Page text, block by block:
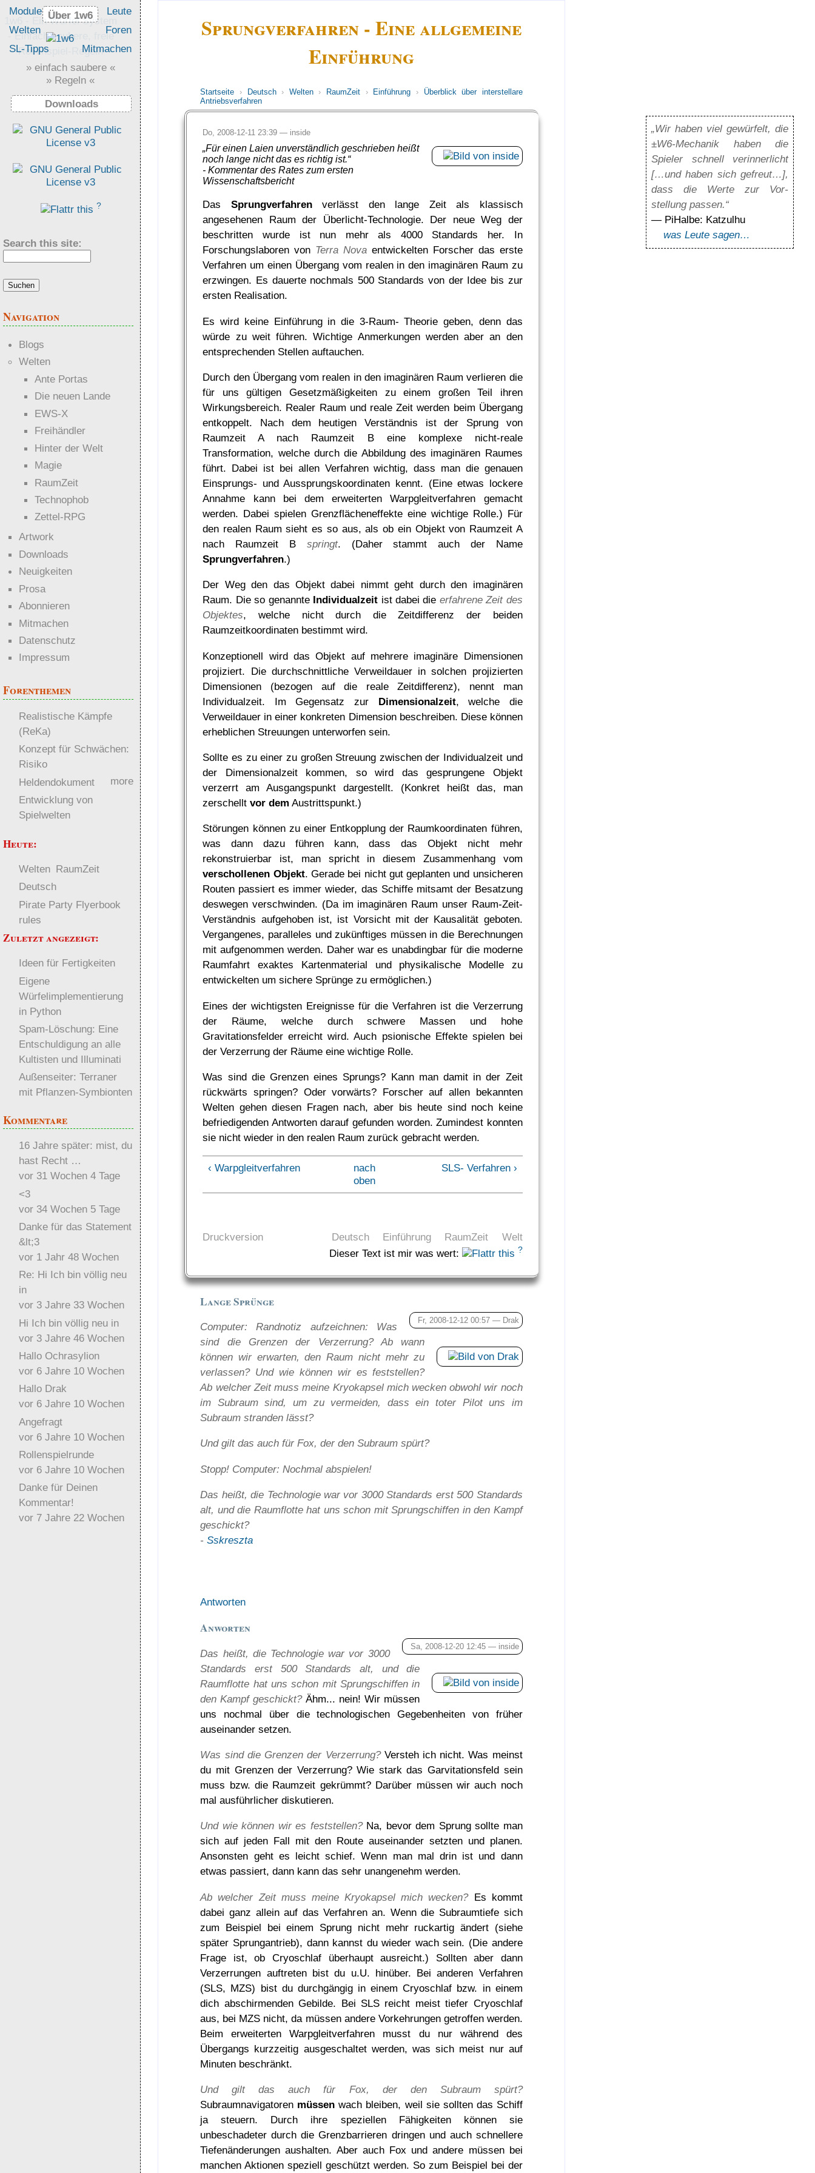
1w6 - Ein Würfel System
- Einfach saubere, freie
Rollenspiel-Regeln
Sprungverfahren - Eine allgemeine
Einführung
Startseite › Deutsch› Welten› RaumZeit › Einführung › Überblick über interstellare
Antriebsverfahren
Do, 2008-12-11 23:39 — inside
„Für einen Laien unverständlich geschrieben heißt
noch lange nicht das es richtig ist.“
- Kommentar des Rates zum ersten
Wissenschaftsbericht
Das Sprungverfahrenverlässt den lange Zeit als klassisch
angesehenen Raum der Überlicht-Technologie. Der neue Weg der
beschritten wurde ist nun mehr als 4000 Standards her. In
Forschungslaboren von Terra Nova entwickelten Forscher das erste
Verfahren um einen Übergang vom realen in den imaginären Raum zu
erzwingen. Es dauerte nochmals 500 Standards von der Idee bis zur
ersten Realisation.
Es wird keine Einführung in die 3-Raum- Theorie geben, denn das
würde zu weit führen. Wichtige Anmerkungen werden aber an den
entsprechenden Stellen auftauchen.
Durch den Übergang vom realen in den imaginären Raum verlieren die
für uns gültigen Gesetzmäßigkeiten zu einem großen Teil ihren
Wirkungsbereich. Realer Raum und reale Zeit werden beim Übergang
entkoppelt. Nach dem heutigen Verständnis ist der Sprung von
Raumzeit A nach Raumzeit B eine komplexe nicht-reale
Transformation, welche durch die Abbildung des imaginären Raumes
führt. Dabei ist bei allen Verfahren wichtig, dass man die genauen
Einsprungs- und Aussprungskoordinaten kennt. (Eine etwas lockere
Annahme kann bei dem erweiterten Warpgleitverfahren gemacht
werden. Dabei spielen Grenzflächeneffekte eine wichtige Rolle.) Für
den realen Raum sieht es so aus, als ob ein Objekt von Raumzeit A
nach Raumzeit B springt. (Daher stammt auch der Name
Sprungverfahren.)
Der Weg den das Objekt dabei nimmt geht durch den imaginären
Raum. Die so genannte Individualzeit ist dabei die erfahrene Zeit des
Objektes, welche nicht durch die Zeitdifferenz der beiden
Raumzeitkoordinaten bestimmt wird.
Konzeptionell wird das Objekt auf mehrere imaginäre Dimensionen
projiziert. Die durchschnittliche Verweildauer in solchen projizierten
Dimensionen (bezogen auf die reale Zeitdifferenz), nennt man
Individualzeit. Im Gegensatz zur Dimensionalzeit, welche die
Verweildauer in einer konkreten Dimension beschreiben. Diese können
erheblichen Streuungen unterworfen sein.
Sollte es zu einer zu großen Streuung zwischen der Individualzeit und
der Dimensionalzeit kommen, so wird das gesprungene Objekt
verzerrt am Ausgangspunkt dargestellt. (Konkret heißt das, man
zerschelltvor dem Austrittspunkt.)
Störungen können zu einer Entkopplung der Raumkoordinaten führen,
was dann dazu führen kann, dass das Objekt nicht mehr
rekonstruierbar ist, man spricht in diesem Zusammenhang vom
verschollenen Objekt. Gerade bei nicht gut geplanten und unsicheren
Routen passiert es immer wieder, das Schiffe mitsamt der Besatzung
deswegen verschwinden. (Da im imaginären Raum unser Raum-Zeit-
Verständnis aufgehoben ist, ist Vorsicht mit der Kausalität geboten.
Vergangenes, paralleles und zukünftiges müssen in die Berechnungen
mit aufgenommen werden. Daher war es unabdingbar für die moderne
Raumfahrt exaktes Kartenmaterial und physikalische Modelle zu
entwickelten um sichere Sprünge zu ermöglichen.)
Eines der wichtigsten Ereignisse für die Verfahren ist die Verzerrung
der Räume, welche durch schwere Massen und hohe
Gravitationsfelder erreicht wird. Auch psionische Effekte spielen bei
der Verzerrung der Räume eine wichtige Rolle.
Was sind die Grenzen eines Sprungs? Kann man damit in der Zeit
rückwärts springen? Oder vorwärts? Forscher auf allen bekannten
Welten gehen diesen Fragen nach, aber bis heute sind noch keine
befriedigenden Antworten darauf gefunden worden. Zumindest konnten
sie nicht wieder in den realen Raum zurück gebracht werden.
‹ Warpgleitverfahren
nach
oben
SLS- Verfahren ›
Deutsch Einführung RaumZeit Welt
Druckversion
Dieser Text ist mir was wert:
?
Fr, 2008-12-12 00:57 — Drak
Lange Sprünge
Computer: Randnotiz aufzeichnen: Was
sind die Grenzen der Verzerrung? Ab wann
können wir erwarten, den Raum nicht mehr zu
verlassen? Und wie können wir es feststellen?
Ab welcher Zeit muss meine Kryokapsel mich wecken obwohl wir noch
im Subraum sind, um zu vermeiden, dass ein toter Pilot uns im
Subraum stranden lässt?
Und gilt das auch für Fox, der den Subraum spürt?
Stopp! Computer: Nochmal abspielen!
Das heißt, die Technologie war vor 3000 Standards erst 500 Standards
alt, und die Raumflotte hat uns schon mit Sprungschiffen in den Kampf
geschickt?
-Sskreszta
Antworten
Sa, 2008-12-20 12:45 — inside
Anworten
Das heißt, die Technologie war vor 3000
Standards erst 500 Standards alt, und die
Raumflotte hat uns schon mit Sprungschiffen in
den Kampf geschickt?Ähm... nein! Wir müssen
uns nochmal über die technologischen Gegebenheiten von früher
auseinander setzen.
Was sind die Grenzen der Verzerrung?Versteh ich nicht. Was meinst
du mit Grenzen der Verzerrung? Wie stark das Garvitationsfeld sein
muss bzw. die Raumzeit gekrümmt? Darüber müssen wir auch noch
mal ausführlicher diskutieren.
Und wie können wir es feststellen?Na, bevor dem Sprung sollte man
sich auf jeden Fall mit den Route auseinander setzten und planen.
Ansonsten geht es leicht schief. Wenn man mal drin ist und dann
etwas passiert, dann kann das sehr unangenehm werden.
Ab welcher Zeit muss meine Kryokapsel mich wecken?Es kommt
dabei ganz allein auf das Verfahren an. Wenn die Subraumtiefe sich
zum Beispiel bei einem Sprung nicht mehr ruckartig ändert (siehe
später Sprungantrieb), dann kannst du wieder wach sein. (Die andere
Frage ist, ob Cryoschlaf überhaupt ausreicht.) Sollten aber dann
Verzerrungen auftreten bist du u.U. hinüber. Bei anderen Verfahren
(SLS, MZS) bist du durchgängig in einem Cryoschlaf bzw. in einem
dich abschirmenden Gebilde. Bei SLS reicht meist tiefer Cryoschlaf
aus, bei MZS nicht, da müssen andere Vorkehrungen getroffen werden.
Beim erweiterten Warpgleitverfahren musst du nur während des
Übergangs kurzzeitig ausgeschaltet werden, was sich meist nur auf
Minuten beschränkt.
Und gilt das auch für Fox, der den Subraum spürt?
Subraumnavigatoren müssen wach bleiben, weil sie sollten das Schiff
ja steuern. Durch ihre speziellen Fähigkeiten können sie
unbeschadeter durch die Grenzbarrieren dringen und auch schnellere
Tiefenänderungen aushalten. Aber auch Fox und andere müssen bei
manchen Aktionen speziell geschützt werden. So zum Beispiel bei der
Über 1w6
Module
Leute
Welten
Foren
SL-Tipps
Mitmachen
» einfach saubere «
» Regeln «
Über 1w6
Downloads
?
Search this site:
Navigation
Blogs
Welten
Ante Portas
Die neuen Lande
EWS-X
Freihändler
Hinter der Welt
Magie
RaumZeit
Technophob
Zettel-RPG
Artwork
Downloads
Neuigkeiten
Prosa
Abonnieren
Mitmachen
Datenschutz
Impressum
Forenthemen
Realistische Kämpfe
(ReKa)
Konzept für Schwächen:
Risiko
Heldendokument
Entwicklung von
Spielwelten
more
Heute:
Welten RaumZeit
Deutsch
Pirate Party Flyerbook
rules
Zuletzt angezeigt:
Ideen für Fertigkeiten
Eigene
Würfelimplementierung
in Python
Spam-Löschung: Eine
Entschuldigung an alle
Kultisten und Illuminati
Außenseiter: Terraner
mit Pflanzen-Symbionten
Kommentare
16 Jahre später: mist, du
hast Recht …
vor 31 Wochen 4 Tage
<3
vor 34 Wochen 5 Tage
Danke für das Statement
&lt;3
vor 1 Jahr 48 Wochen
Re: Hi Ich bin völlig neu
in
vor 3 Jahre 33 Wochen
Hi Ich bin völlig neu in
vor 3 Jahre 46 Wochen
Hallo Ochrasylion
vor 6 Jahre 10 Wochen
Hallo Drak
vor 6 Jahre 10 Wochen
Angefragt
vor 6 Jahre 10 Wochen
Rollenspielrunde
vor 6 Jahre 10 Wochen
Danke für Deinen
Kommentar!
vor 7 Jahre 22 Wochen
„Wir haben viel gewürfelt, die
±W6-Mechanik haben die
Spieler schnell verinnerlicht
[…und haben sich gefreut…],
dass die Werte zur Vor­
stellung passen.“
— PiHalbe: Katzulhu
was Leute sagen…